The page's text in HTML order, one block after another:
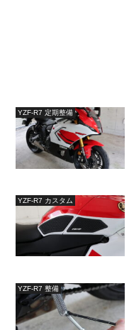
YZF-R7 定期整備
YZF-R7 カスタム
YZF-R7 整備